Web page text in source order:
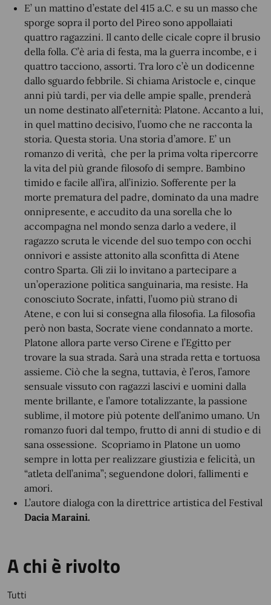
E’ un mattino d’estate del 415 a.C. e su un masso che
sporge sopra il porto del Pireo sono appollaiati
quattro ragazzini. Il canto delle cicale copre il brusio
della folla. C’è aria di festa, ma la guerra incombe, e i
quattro tacciono, assorti. Tra loro c’è un dodicenne
dallo sguardo febbrile. Si chiama Aristocle e, cinque
anni più tardi, per via delle ampie spalle, prenderà
un nome destinato all’eternità: Platone. Accanto a lui,
in quel mattino decisivo, l’uomo che ne racconta la
storia. Questa storia. Una storia d’amore. E’ un
romanzo di verità, che per la prima volta ripercorre
la vita del più grande filosofo di sempre. Bambino
timido e facile all’ira, all’inizio. Sofferente per la
morte prematura del padre, dominato da una madre
onnipresente, e accudito da una sorella che lo
accompagna nel mondo senza darlo a vedere, il
ragazzo scruta le vicende del suo tempo con occhi
onnivori e assiste attonito alla sconfitta di Atene
contro Sparta. Gli zii lo invitano a partecipare a
un’operazione politica sanguinaria, ma resiste. Ha
conosciuto Socrate, infatti, l’uomo più strano di
Atene, e con lui si consegna alla filosofia. La filosofia
però non basta, Socrate viene condannato a morte.
Platone allora parte verso Cirene e l’Egitto per
trovare la sua strada. Sarà una strada retta e tortuosa
assieme. Ciò che la segna, tuttavia, è l’eros, l’amore
sensuale vissuto con ragazzi lascivi e uomini dalla
mente brillante, e l’amore totalizzante, la passione
sublime, il motore più potente dell’animo umano. Un
romanzo fuori dal tempo, frutto di anni di studio e di
sana ossessione. Scopriamo in Platone un uomo
sempre in lotta per realizzare giustizia e felicità, un
“atleta dell’anima”; seguendone dolori, fallimenti e
amori.
L’autore dialoga con la direttrice artistica del Festival
Dacia Maraini.
A chi è rivolto
Tutti